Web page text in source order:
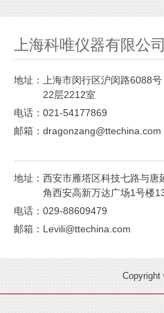
上海科唯仪器有限公司
地址：
上海市闵行区沪闵路6088号
22层2212室
电话：021-54177869
邮箱：dragonzang@ttechina.com
地址： 西安市雁塔区科技七路与唐
角西安高新万达广场1号楼
电话：029-88609479
邮箱：Levili@ttechina.com
Copyright